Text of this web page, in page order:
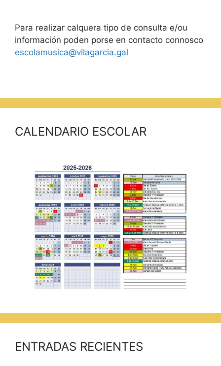
Para realizar calquera tipo de consulta e/ou
información poden porse en contacto connosco
escolamusica@vilagarcia.gal
CALENDARIO ESCOLAR
ENTRADAS RECIENTES